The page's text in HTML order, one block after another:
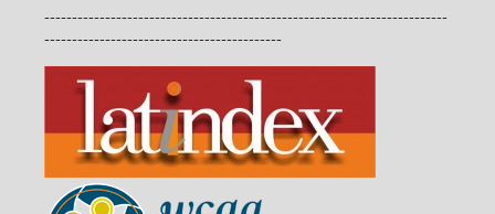
-------------------------------------------------------------------------
-------------------------------------------